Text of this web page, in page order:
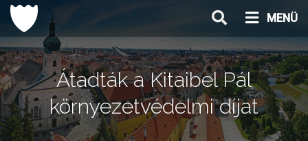
Ugrás
tartalomhoz
MENÜ
Átadták a Kitaibel Pál
környezetvédelmi díjat